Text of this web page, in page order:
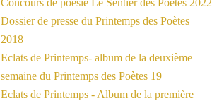
Concours de poésie Le Sentier des Poètes 2022
Dossier de presse du Printemps des Poètes
2018
Eclats de Printemps- album de la deuxième
semaine du Printemps des Poètes 19
Eclats de Printemps - Album de la première